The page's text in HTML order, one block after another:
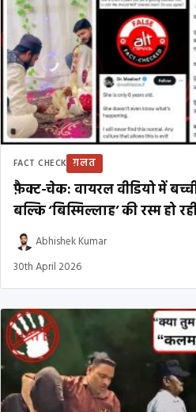
FACT CHECK ग़लत
फ़ैक्ट-चेक: वायरल वीडियो में
बल्कि ‘बिस्मिल्लाह’ की रस्म हो
Abhishek Kumar
30th April 2026